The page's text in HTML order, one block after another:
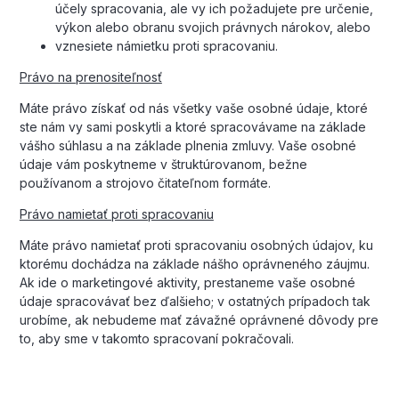
účely spracovania, ale vy ich požadujete pre určenie,
výkon alebo obranu svojich právnych nárokov, alebo
vznesiete námietku proti spracovaniu.
Právo na prenositeľnosť
Máte právo získať od nás všetky vaše osobné údaje, ktoré
ste nám vy sami poskytli a ktoré spracovávame na základe
vášho súhlasu a na základe plnenia zmluvy. Vaše osobné
údaje vám poskytneme v štruktúrovanom, bežne
používanom a strojovo čitateľnom formáte.
Právo namietať proti spracovaniu
Máte právo namietať proti spracovaniu osobných údajov, ku
ktorému dochádza na základe nášho oprávneného záujmu.
Ak ide o marketingové aktivity, prestaneme vaše osobné
údaje spracovávať bez ďalšieho; v ostatných prípadoch tak
urobíme, ak nebudeme mať závažné oprávnené dôvody pre
to, aby sme v takomto spracovaní pokračovali.